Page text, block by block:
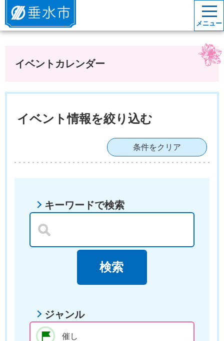
垂水市
メニュー
イベントカレンダー
イベント情報を絞り込む
条件をクリア
キーワードで検索
ジャンル
催し